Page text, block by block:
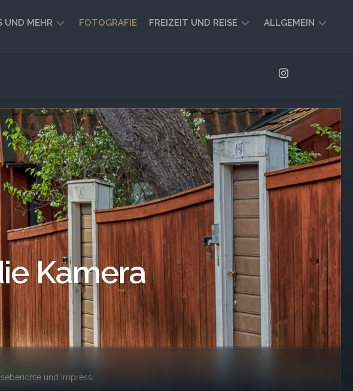
UND MEHR FOTOGRAFIE FREIZEIT UND REISE
REISEBERICHTE
UND
IMPRESSIONEN
FREIZEIT-
TIPPS
ALLGEMEIN
Kamera
und Impressionen